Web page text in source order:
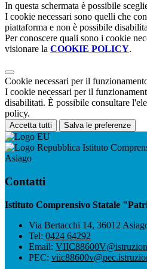
In questa schermata è possibile
I cookie necessari sono quelli che
piattaforma e non è possibile
Per conoscere quali sono i cookie
visionare la COOKIE POLICY.
Cookie necessari per il
I cookie necessari per il
disabilitati. È possibile consultare
policy.
Accetta tutti Salva le preferenze
Istituto
Asiago
Contatti
Istituto Comprensivo Statale
Via Bertacchi 14, 36012
Tel: 0424 64292
Email:
PEC: